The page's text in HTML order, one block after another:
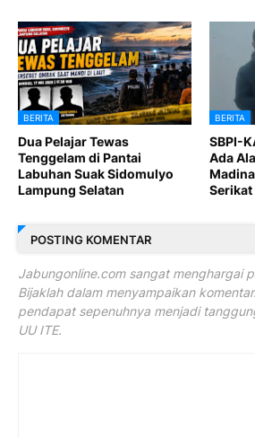
BERITA
Dua Pelajar Tewas
Tenggelam di Pantai
Labuhan Suak Sidomulyo
Lampung Selatan
BERITA
SBPI-
Ada
Serikat
POSTING KOMENTAR
Jabungonline.com sangat menghargai
Bijaklah dalam menyampaikan
pendapat sepenuhnya menjadi
UU ITE.